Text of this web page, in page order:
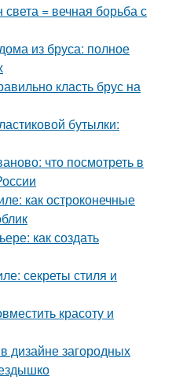
= вечная борьба с
из бруса: полное
класть брус на
бутылки:
что посмотреть в
как остроконечные
как создать
секреты стиля и
красоту и
дизайне загородных